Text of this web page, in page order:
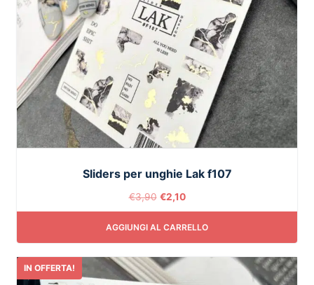
Sliders per unghie Lak f107
€3,90 €2,10
AGGIUNGI AL CARRELLO
IN OFFERTA!